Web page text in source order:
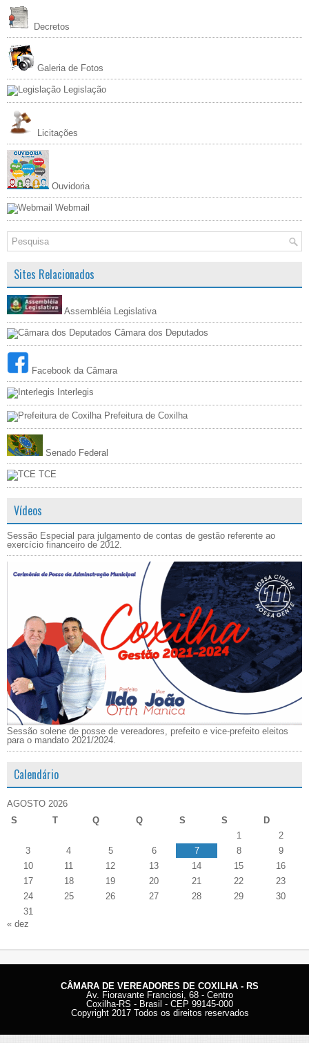
Decretos
Galeria de Fotos
Legislação
Licitações
Ouvidoria
Webmail
Sites Relacionados
Assembléia Legislativa
Câmara dos Deputados
Facebook da Câmara
Interlegis
Prefeitura de Coxilha
Senado Federal
TCE
Vídeos
Sessão Especial para julgamento de contas de gestão referente ao
exercício financeiro de 2012.
Sessão solene de posse de vereadores, prefeito e vice-prefeito eleitos
para o mandato 2021/2024.
Calendário
AGOSTO 2026
S
T Q Q S S
D
1
2
3
4 5 6 7 8
9
10
11 12 13 14 15
16
17
18 19 20 21 22
23
24
25 26 27 28 29
30
31
« dez
CÂMARA DE VEREADORES DE COXILHA - RS
Av. Fioravante Franciosi, 68 - Centro
Coxilha-RS - Brasil - CEP 99145-000
Copyright 2017 Todos os direitos reservados